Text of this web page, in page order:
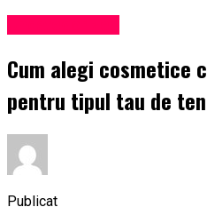
Cum alegi cosmetice
pentru tipul tau de ten
Publicat